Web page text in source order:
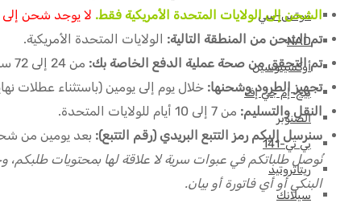
موتس-سي
NAD
أوكسيتوسين
بيج-إم جي إف
الصنوبر
بي تي-141
ريتاتروتيد
سيلانك
الشحن إلى الولايات المتحدة الأمريكية فقط. لا يوجد شحن إلى
تم الشحن من المنطقة التالية: الولايات المتحدة الأمريكية.
تم التحقق من صحة عملية الدفع الخاصة بك: من 24 إلى 72 ساعة (باستثناء عطلات نهاية الأسبوع) بعد إرسال إثبات الدفع الخاص بك.
تجهيز الطرود وشحنها: خلال يوم إلى يومين (باستثناء عطلات
النقل والتسليم: من 7 إلى 10 أيام للولايات المتحدة.
سنرسل إليكم رمز التتبع البريدي (رقم التتبع): بعد يومين من
البنكي أو أي فاتورة أو بيان.